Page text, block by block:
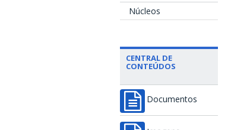
Núcleos
CENTRAL DE
CONTEÚDOS
Documentos